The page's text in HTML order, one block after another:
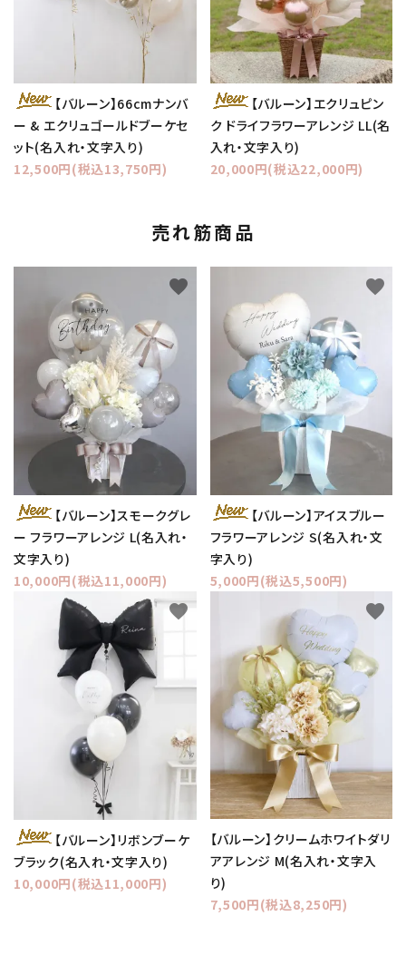
【バルーン】66cmナンバ
ー & エクリュゴールドブーケセ
ット(名入れ・文字入り)
12,500円(税込13,750円)
【バルーン】エクリュピン
ク ドライフラワーアレンジ LL(名
入れ・文字入り)
20,000円(税込22,000円)
売れ筋商品
【バルーン】スモークグレ
ー フラワーアレンジ L(名入れ・
文字入り)
10,000円(税込11,000円)
favorite
【バルーン】アイスブルー
フラワーアレンジ S(名入れ・文
字入り)
5,000円(税込5,500円)
favorite
【バルーン】リボンブーケ
ブラック(名入れ・文字入り)
10,000円(税込11,000円)
favorite
【バルーン】クリームホワイトダリ
アアレンジ M(名入れ・文字入
り)
7,500円(税込8,250円)
favorite